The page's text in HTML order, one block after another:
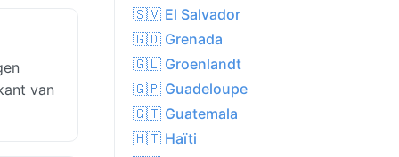
van
🇸🇻 El Salvador
🇬🇩 Grenada
🇬🇱 Groenlandt
🇬🇵 Guadeloupe
🇬🇹 Guatemala
🇭🇹 Haïti